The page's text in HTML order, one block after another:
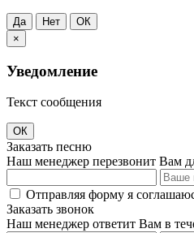
Да Нет
ОК
×
Уведомление
Текст сообщения
ОК
Заказать песню
Наш менеджер перезвонит Вам
Отправляя форму я
Заказать звонок
Наш менеджер ответит Вам в